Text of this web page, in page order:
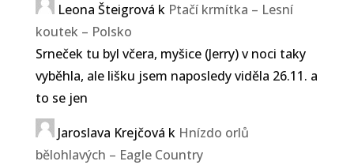
Leona Šteigrová k Ptačí krmítka – Lesní
koutek – Polsko
Srneček tu byl včera, myšice (Jerry) v noci taky
vyběhla, ale lišku jsem naposledy viděla 26.11. a
to se jen
Jaroslava Krejčová k Hnízdo orlů
bělohlavých – Eagle Country